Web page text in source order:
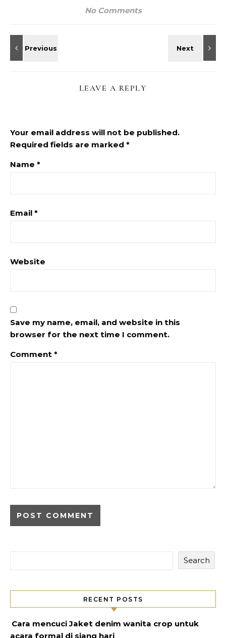
No Comments
LEAVE A REPLY
Your email address will not be published.
Required fields are marked *
Name *
Email *
Website
Save my name, email, and website in this
browser for the next time I comment.
Comment *
Search
RECENT POSTS
Cara mencuci Jaket denim wanita crop untuk
acara formal di siang hari